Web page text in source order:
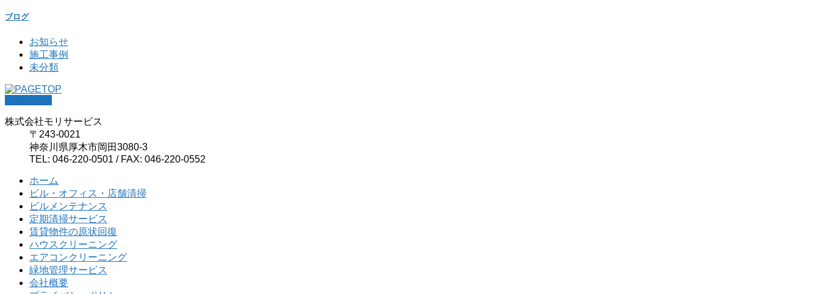
ブログ
お知らせ
施工事例
未分類
株式会社モリサービス
〒243-0021
神奈川県厚木市岡田3080-3
TEL: 046-220-0501 / FAX: 046-220-0552
ホーム
ビル・オフィス・店舗清掃
ビルメンテナンス
定期清掃サービス
賃貸物件の原状回復
ハウスクリーニング
エアコンクリーニング
緑地管理サービス
会社概要